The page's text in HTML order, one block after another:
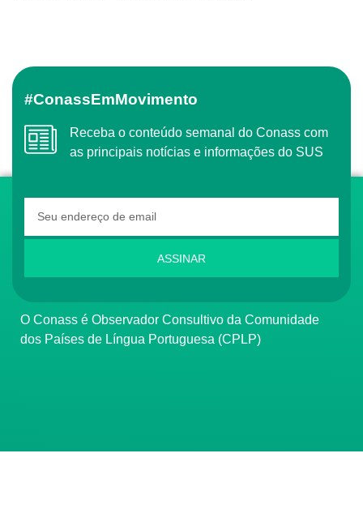
#ConassEmMovimento
Receba o conteúdo semanal do Conass com
as principais notícias e informações do SUS
ASSINAR
O Conass é Observador Consultivo da Comunidade
dos Países de Língua Portuguesa (CPLP)